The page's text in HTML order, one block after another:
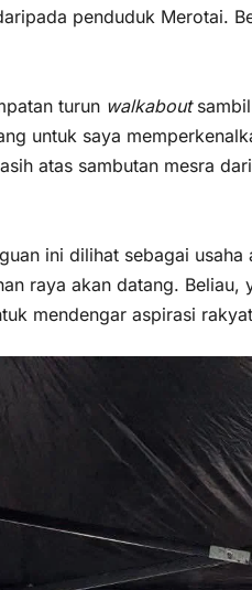
penduduk Merotai.
turun walkaboutsambil
untuk saya
atas sambutan mesra
ini dilihat sebagai
raya akan datang.
mendengar aspirasi